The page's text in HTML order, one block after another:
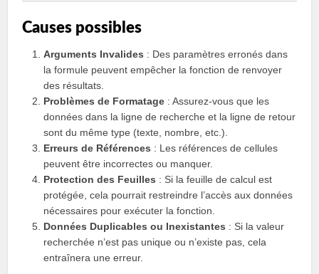
Causes possibles
Arguments Invalides : Des paramètres erronés dans
la formule peuvent empêcher la fonction de renvoyer
des résultats.
Problèmes de Formatage : Assurez-vous que les
données dans la ligne de recherche et la ligne de retour
sont du même type (texte, nombre, etc.).
Erreurs de Références : Les références de cellules
peuvent être incorrectes ou manquer.
Protection des Feuilles : Si la feuille de calcul est
protégée, cela pourrait restreindre l’accès aux données
nécessaires pour exécuter la fonction.
Données Duplicables ou Inexistantes : Si la valeur
recherchée n’est pas unique ou n’existe pas, cela
entraînera une erreur.